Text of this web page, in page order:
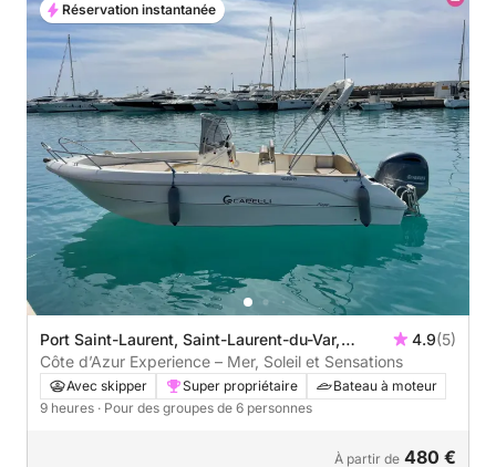
Port Saint-Laurent, Saint-Laurent-du-Var,
France
4.9(5)
Côte d’Azur Experience – Mer, Soleil et Sensations
Avec skipper Super propriétaire
Bateau à moteur
9 heures · Pour des groupes de 6 personnes
À partir de 480 €
Réservation instantanée